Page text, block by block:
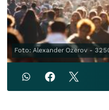
Foto: Alexander Ozerov -